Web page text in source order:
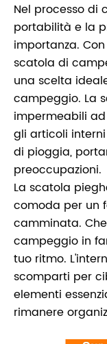
Nel processo di
portabilità e la
importanza.
scatola di
una scelta
campeggio. La
impermeabili
gli articoli
di pioggia,
preoccupazioni.
La scatola
comoda per un
camminata.
campeggio in
tuo ritmo.
scomparti per
elementi
rimanere